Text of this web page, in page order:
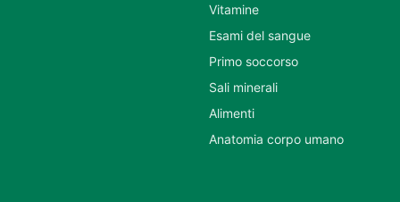
Vitamine
Esami del sangue
Primo soccorso
Sali minerali
Alimenti
Anatomia corpo umano